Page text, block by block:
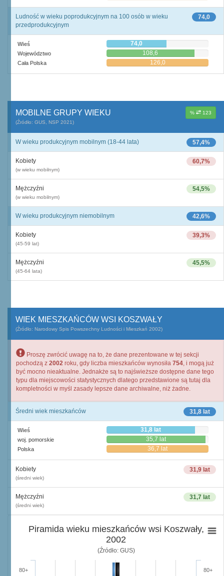
74,0
Ludność w wieku poprodukcyjnym na 100 osób w wieku
przedprodukcyjnym
Wieś 74,0
Województwo 108,6
Cała Polska 126,0
% 123
MOBILNE GRUPY WIEKU
(Źródło: GUS, NSP 2021)
57,4%
W wieku produkcyjnym mobilnym (18-44 lata)
60,7%
Kobiety
(w wieku mobilnym)
54,5%
Mężczyźni
(w wieku mobilnym)
42,6%
W wieku produkcyjnym niemobilnym
39,3%
Kobiety
(45-59 lat)
45,5%
Mężczyźni
(45-64 lata)
WIEK MIESZKAŃCÓW WSI KOSZWAŁY
(Źródło: Narodowy Spis Powszechny Ludności i Mieszkań 2002)
Proszę zwrócić uwagę na to, że dane prezentowane w tej sekcji
pochodzą z 2002 roku, gdy liczba mieszkańców wynosiła 754, i mogą już
być mocno nieaktualne. Jednakże są to najświeższe dostępne dane tego
typu dla miejscowości statystycznych dlatego przedstawione są tutaj dla
kompletności w myśl zasady lepsze dane archiwalne, niż żadne.
31,8 lat
Średni wiek mieszkańców
Wieś 31,8 lat
woj. pomorskie 35,7 lat
Polska 36,7 lat
31,9 lat
Kobiety
(średni wiek)
31,7 lat
Mężczyźni
(średni wiek)
Piramida wieku mieszkańców wsi Koszwały,
2002
(Źródło: GUS)
80+ 80+